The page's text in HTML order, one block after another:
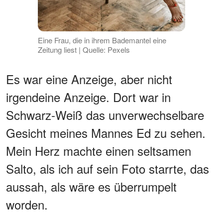
Eine Frau, die in ihrem Bademantel eine
Zeitung liest | Quelle: Pexels
Es war eine Anzeige, aber nicht
irgendeine Anzeige. Dort war in
Schwarz-Weiß das unverwechselbare
Gesicht meines Mannes Ed zu sehen.
Mein Herz machte einen seltsamen
Salto, als ich auf sein Foto starrte, das
aussah, als wäre es überrumpelt
worden.